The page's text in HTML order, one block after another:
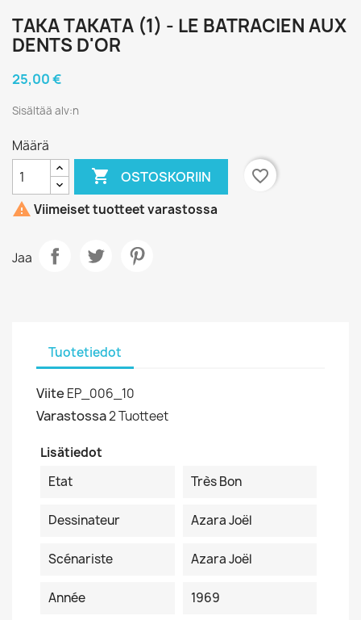
TAKA TAKATA (1) - LE BATRACIEN AUX
DENTS D'OR
25,00 €
Sisältää alv:n
Määrä
 OSTOSKORIIN
favorite_border
 Viimeiset tuotteet varastossa
Jaa
Tuotetiedot
Viite EP_006_10
Varastossa2 Tuotteet
Lisätiedot
Etat
Très Bon
Dessinateur Azara Joël
Scénariste Azara Joël
Année 1969